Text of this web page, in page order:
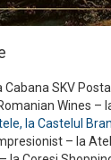
SKV
Wines –
la Castelul
– la